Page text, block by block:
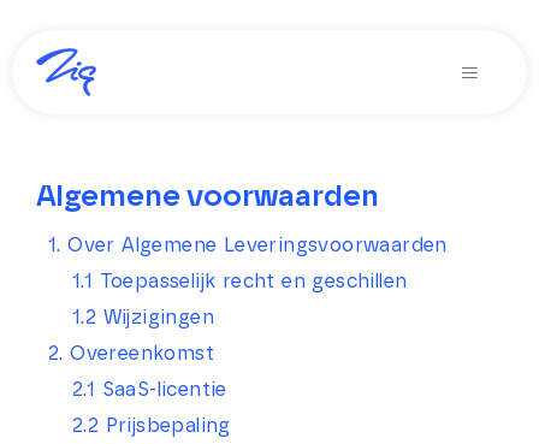
inhoud
Toggle
Producten
Diensten
Over Zig
Zoeken
Algemene voorwaarden
1. Over Algemene Leveringsvoorwaarden
1.1 Toepasselijk recht en geschillen
1.2 Wijzigingen
2. Overeenkomst
2.1 SaaS-licentie
2.2 Prijsbepaling